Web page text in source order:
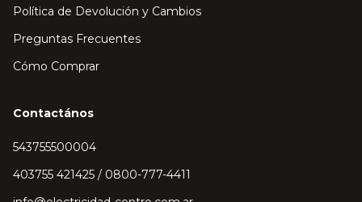
Política de Devolución y Cambios
Preguntas Frecuentes
Cómo Comprar
Contactános
543755500004
403755 421425 / 0800-777-4411